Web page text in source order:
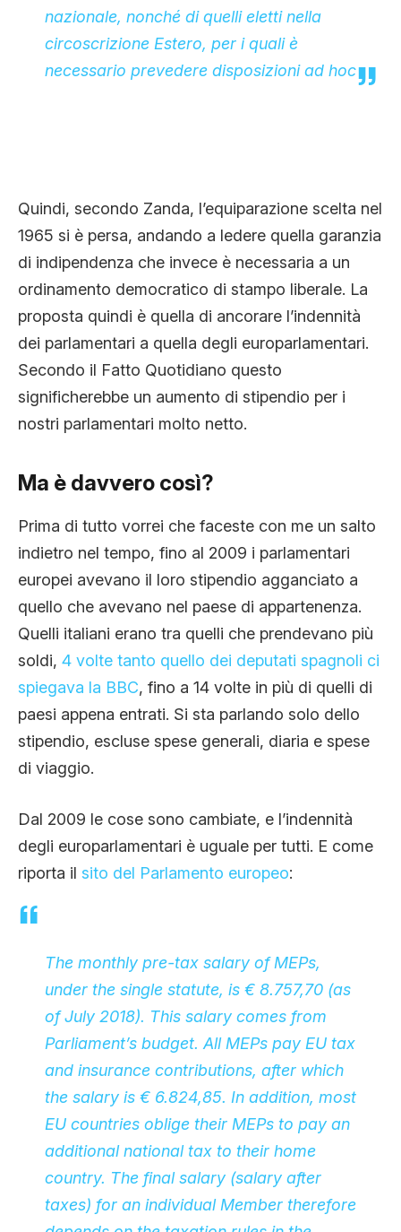
nazionale, nonché di quelli eletti nella
circoscrizione Estero, per i quali è
necessario prevedere disposizioni ad hoc
Quindi, secondo Zanda, l’equiparazione scelta nel
1965 si è persa, andando a ledere quella garanzia
di indipendenza che invece è necessaria a un
ordinamento democratico di stampo liberale. La
proposta quindi è quella di ancorare l’indennità
dei parlamentari a quella degli europarlamentari.
Secondo il Fatto Quotidiano questo
significherebbe un aumento di stipendio per i
nostri parlamentari molto netto.
Ma è davvero così?
Prima di tutto vorrei che faceste con me un salto
indietro nel tempo, fino al 2009 i parlamentari
europei avevano il loro stipendio agganciato a
quello che avevano nel paese di appartenenza.
Quelli italiani erano tra quelli che prendevano più
soldi, 4 volte tanto quello dei deputati spagnoli ci
spiegava la BBC, fino a 14 volte in più di quelli di
paesi appena entrati. Si sta parlando solo dello
stipendio, escluse spese generali, diaria e spese
di viaggio.
Dal 2009 le cose sono cambiate, e l’indennità
degli europarlamentari è uguale per tutti. E come
riporta il sito del Parlamento europeo:
The monthly pre-tax salary of MEPs,
under the single statute, is € 8.757,70 (as
of July 2018). This salary comes from
Parliament’s budget. All MEPs pay EU tax
and insurance contributions, after which
the salary is € 6.824,85. In addition, most
EU countries oblige their MEPs to pay an
additional national tax to their home
country. The final salary (salary after
taxes) for an individual Member therefore